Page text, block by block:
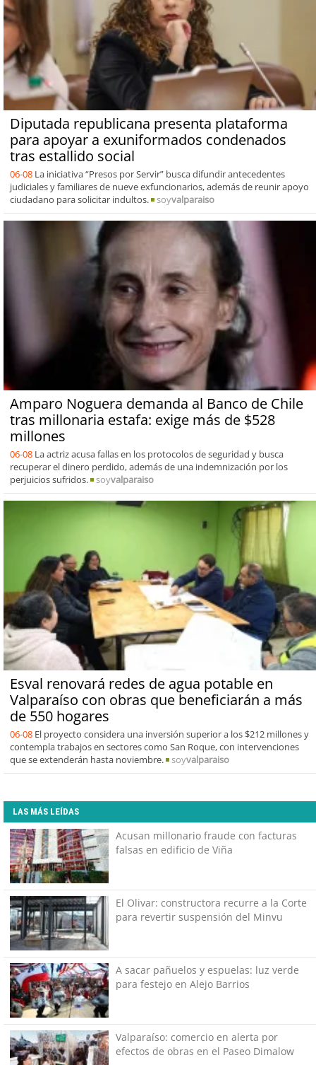
Diputada republicana presenta plataforma
para apoyar a exuniformados condenados
tras estallido social
06-08 La iniciativa “Presos por Servir” busca difundir antecedentes
judiciales y familiares de nueve exfuncionarios, además de reunir apoyo
ciudadano para solicitar indultos.
soyvalparaiso
Amparo Noguera demanda al Banco de Chile
tras millonaria estafa: exige más de $528
millones
06-08 La actriz acusa fallas en los protocolos de seguridad y busca
recuperar el dinero perdido, además de una indemnización por los
perjuicios sufridos.
soyvalparaiso
Esval renovará redes de agua potable en
Valparaíso con obras que beneficiarán a más
de 550 hogares
06-08 El proyecto considera una inversión superior a los $212 millones y
contempla trabajos en sectores como San Roque, con intervenciones
que se extenderán hasta noviembre.
soyvalparaiso
LAS MÁS LEÍDAS
Acusan millonario fraude con facturas
falsas en edificio de Viña
El Olivar: constructora recurre a la Corte
para revertir suspensión del Minvu
A sacar pañuelos y espuelas: luz verde
para festejo en Alejo Barrios
Valparaíso: comercio en alerta por
efectos de obras en el Paseo Dimalow